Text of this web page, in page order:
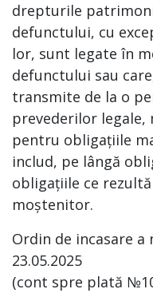
drepturile
defunctului, cu
lor, sunt legate în
defunctului sau
transmite de la o
prevederilor
pentru obligațiile
includ, pe lângă
obligațiile ce
moștenitor.
Ordin de incasare
23.05.2025
(cont spre plată